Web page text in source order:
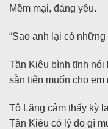
Mềm mại, đáng yêu.
“Sao anh lại có
Tần Kiêu bình tĩnh nói
sẵn tiện muốn cho em
Tô Lăng cảm thấy kỳ
Tần Kiêu có lý do gì